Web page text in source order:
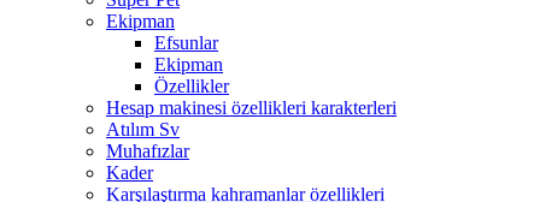
Ekipman
Efsunlar
Ekipman
Özellikler
Hesap makinesi özellikleri karakterleri
Atılım Sv
Muhafızlar
Kader
Karşılaştırma kahramanlar özellikleri